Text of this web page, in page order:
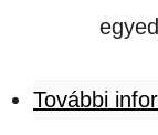
További